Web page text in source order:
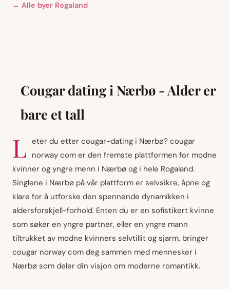
← Alle byer Rogaland
Cougar dating i Nærbø - Alder er
bare et tall
L eter du etter cougar-dating i Nærbø? cougar
norway com er den fremste plattformen for modne
kvinner og yngre menn i Nærbø og i hele Rogaland.
Singlene i Nærbø på vår plattform er selvsikre, åpne og
klare for å utforske den spennende dynamikken i
aldersforskjell-forhold. Enten du er en sofistikert kvinne
som søker en yngre partner, eller en yngre mann
tiltrukket av modne kvinners selvtillit og sjarm, bringer
cougar norway com deg sammen med mennesker i
Nærbø som deler din visjon om moderne romantikk.